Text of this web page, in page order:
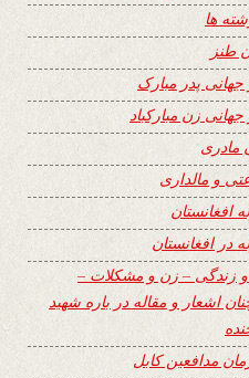
ها
طنز
جهانی پدر مبارک
زن مبارکباد
مادری
و مالداری
افغانستان
در افغانستان
زندگی – زن و مشکلات –
اشعار و مقاله در باره شهید
مدافعین کابل